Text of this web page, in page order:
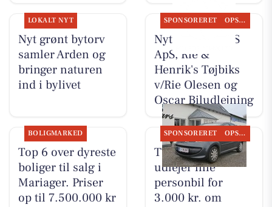
LOKALT NYT
Nyt grønt bytorv
samler Arden og
bringer naturen
ind i bylivet
SPONSORERET OPSLAGSTAVLEN
Nyt fra TT CARS
ApS, Rie &
Henrik's Tøjbiks
v/Rie Olesen og
Oscar Biludlejning
BOLIGMARKED
Top 6 over dyreste
boliger til salg i
Mariager. Priser
op til 7.500.000 kr
SPONSORERET OPSLAGSTAVLEN
TT CARS ApS
udlejer lille
personbil for
3.000 kr. om